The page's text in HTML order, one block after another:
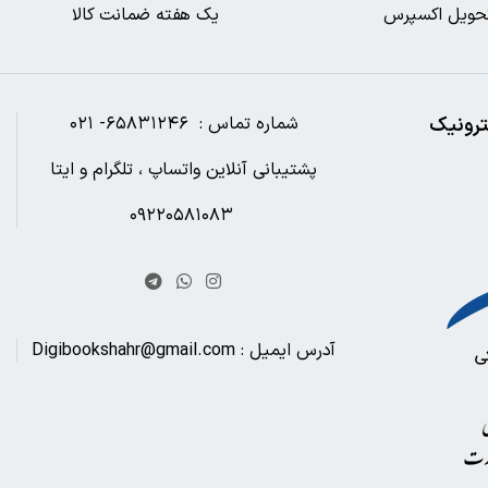
اکسپرس یک هفته ضمانت کالا
شماره تماس : ۶۵۸۳۱۲۴۶- ۰۲۱
پشتیبانی آنلاین واتساپ ، تلگرام و ایتا
آدرس ایمیل : Digibookshahr@gmail.com